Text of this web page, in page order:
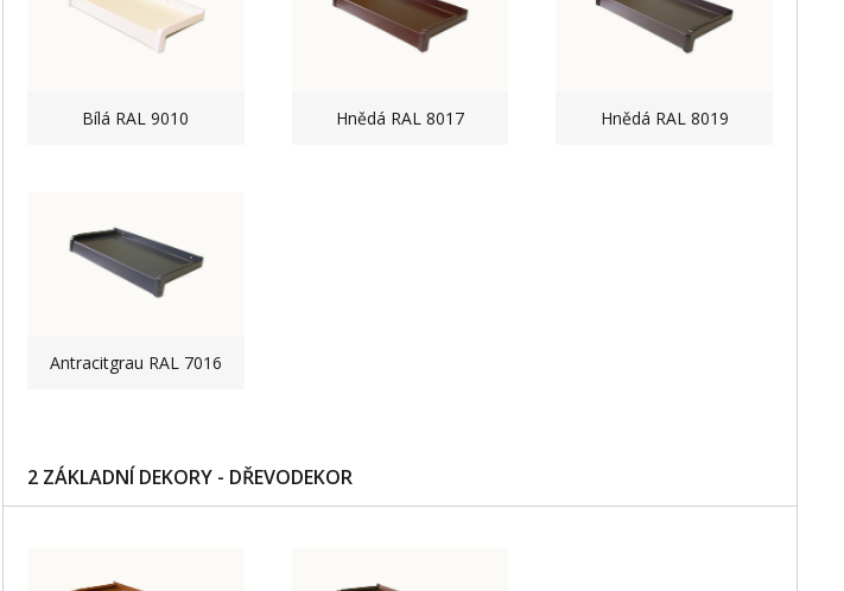
Bílá RAL 9010 Hnědá RAL 8017 Hnědá RAL 8019
Antracitgrau RAL 7016
2 ZÁKLADNÍ DEKORY - DŘEVODEKOR